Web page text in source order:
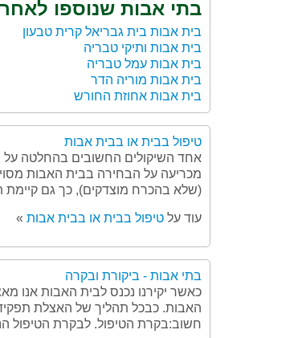
בתי אבות שנוספו
בית אבות בית גבריאל קרית טבעון
בית אבות ותיקי טבריה
בית אבות עמל טבריה
בית אבות מוריה הדר
בית אבות אחוזת החורש
טיפול בבית או בבית אבות
אחד השיקולים החשובים בהחלטה על
מכריעה על הבחירה בבית האבות
(שלא בהכרח מוצדקים), כך גם קיימת
עוד על טיפול בבית או בבית אבות »
בתי אבות - ביקורת ובקרה
כאשר יקירנו נכנס לבית האבות אנו
האבות. כבכל תהליך של האצלת
חשוב:בקרת הטיפול. לבקרת הטיפול